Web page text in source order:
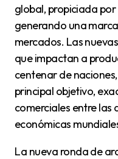
global, propiciada
generando una
mercados. Las
que impactan a
centenar de
principal objetivo,
comerciales entre las
económicas
La nueva ronda de aranceles estadounidenses, que